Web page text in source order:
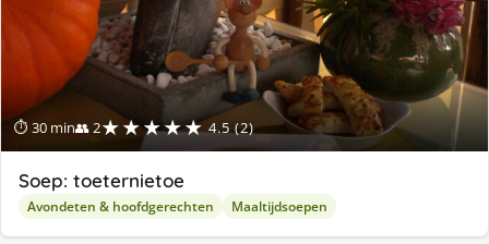
⏱ 30 min👥 2★★★★★ 4.5 (2)
Soep: toeternietoe
Avondeten & hoofdgerechten Maaltijdsoepen